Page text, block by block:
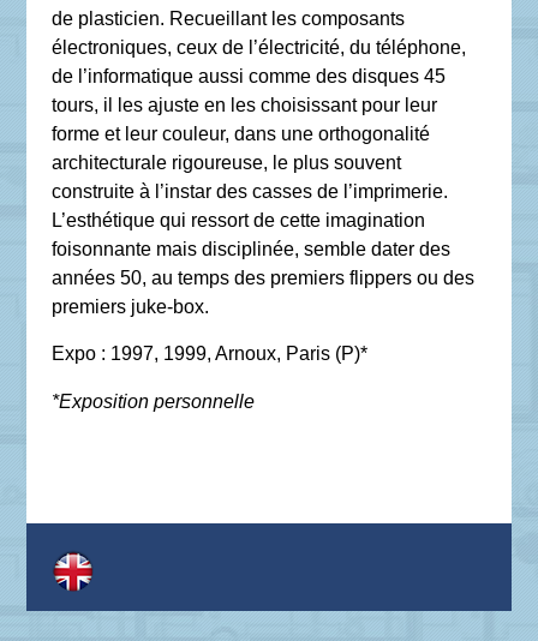
de plasticien. Recueillant les composants
électroniques, ceux de l’électricité, du téléphone,
de l’informatique aussi comme des disques 45
tours, il les ajuste en les choisissant pour leur
forme et leur couleur, dans une orthogonalité
architecturale rigoureuse, le plus souvent
construite à l’instar des casses de l’imprimerie.
L’esthétique qui ressort de cette imagination
foisonnante mais disciplinée, semble dater des
années 50, au temps des premiers flippers ou des
premiers juke-box.
Expo : 1997, 1999, Arnoux, Paris (P)*
*Exposition personnelle